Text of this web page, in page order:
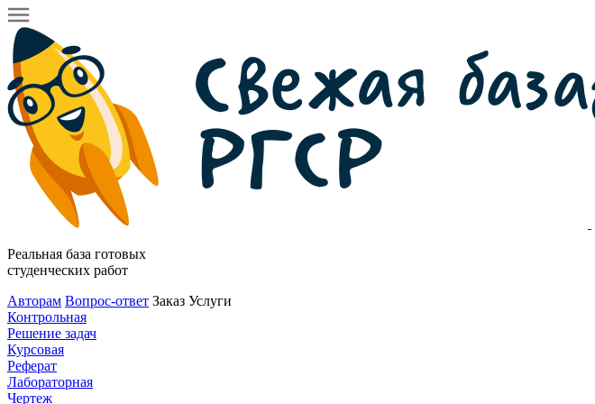
Реальная база готовых
студенческих работ
Авторам Вопрос-ответ Заказ Услуги
Контрольная
Решение задач
Курсовая
Реферат
Лабораторная
Чертеж